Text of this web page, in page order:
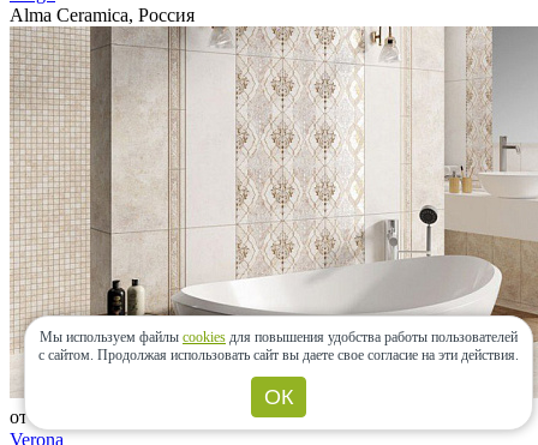
Alma Ceramica, Россия
от 1 490 ₽
Verona
Мы используем файлы cookies для повышения удобства работы пользователей
с сайтом. Продолжая использовать сайт вы даете свое согласие на эти действия.
ОК